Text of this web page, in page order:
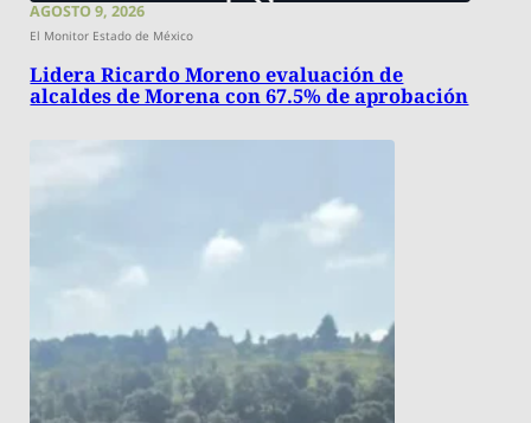
AGOSTO 9, 2026
El Monitor Estado de México
Lidera Ricardo Moreno evaluación de
alcaldes de Morena con 67.5% de aprobación